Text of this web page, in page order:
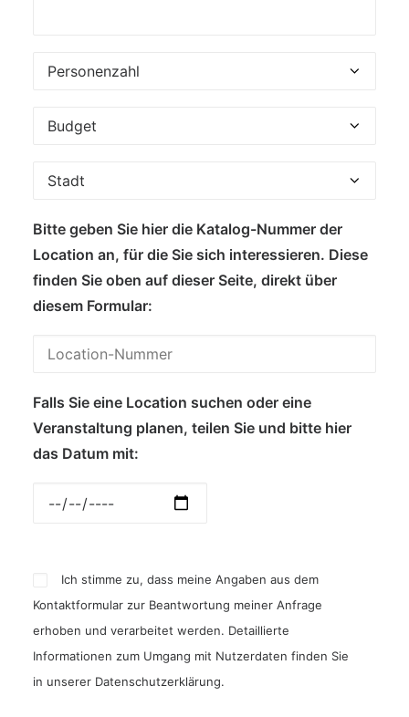
Bitte geben Sie hier die Katalog-Nummer der
Location an, für die Sie sich interessieren. Diese
finden Sie oben auf dieser Seite, direkt über
diesem Formular:
Falls Sie eine Location suchen oder eine
Veranstaltung planen, teilen Sie und bitte hier
das Datum mit:
Ich stimme zu, dass meine Angaben aus dem
Kontaktformular zur Beantwortung meiner Anfrage
erhoben und verarbeitet werden. Detaillierte
Informationen zum Umgang mit Nutzerdaten finden Sie
in unserer Datenschutzerklärung.